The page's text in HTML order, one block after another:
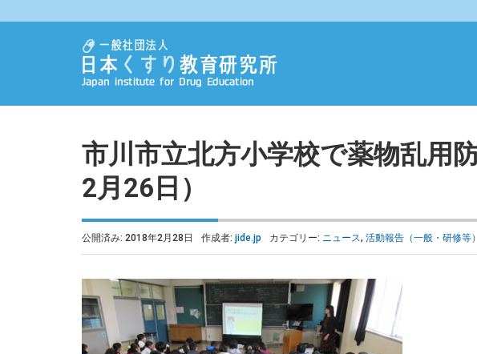
市川市立北方小学校で薬物乱用
2月26日）
公開済み: 2018年2月28日 作成者: jide.jp カテゴリー: ニュース, 活動報告（一般・研修等）